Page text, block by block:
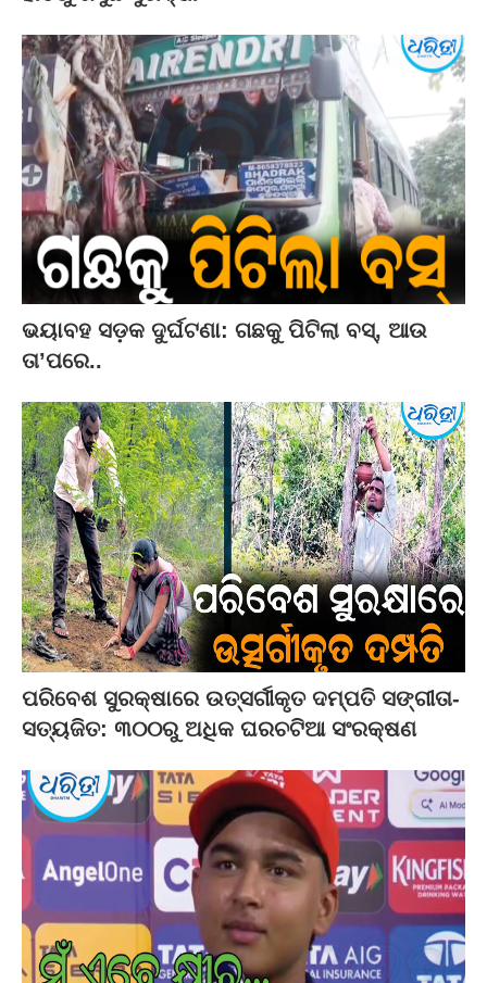
ଭୟାବହ ସଡ଼କ ଦୁର୍ଘଟଣା: ଗଛକୁ ପିଟିଲା ବସ୍‌, ଆଉ
ତା’ପରେ..
ପରିବେଶ ସୁରକ୍ଷାରେ ଉତ୍ସର୍ଗୀକୃତ ଦମ୍ପତି ସଙ୍ଗୀତା-
ସତ୍ୟଜିତ: ୩୦୦ରୁ ଅଧିକ ଘରଚଟିଆ ସଂରକ୍ଷଣ